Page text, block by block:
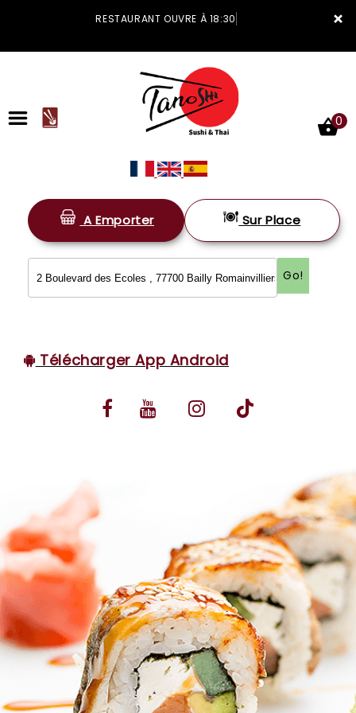
×
RESTAURANT OUVRE À 18:30
ACCUEIL
LA CARTE
VOS AVIS
MENTIONS LÉGALES
0
A Emporter Sur Place
Go!
Télécharger App Android